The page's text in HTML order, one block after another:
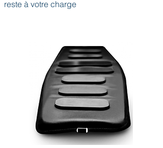
reste à votre charge